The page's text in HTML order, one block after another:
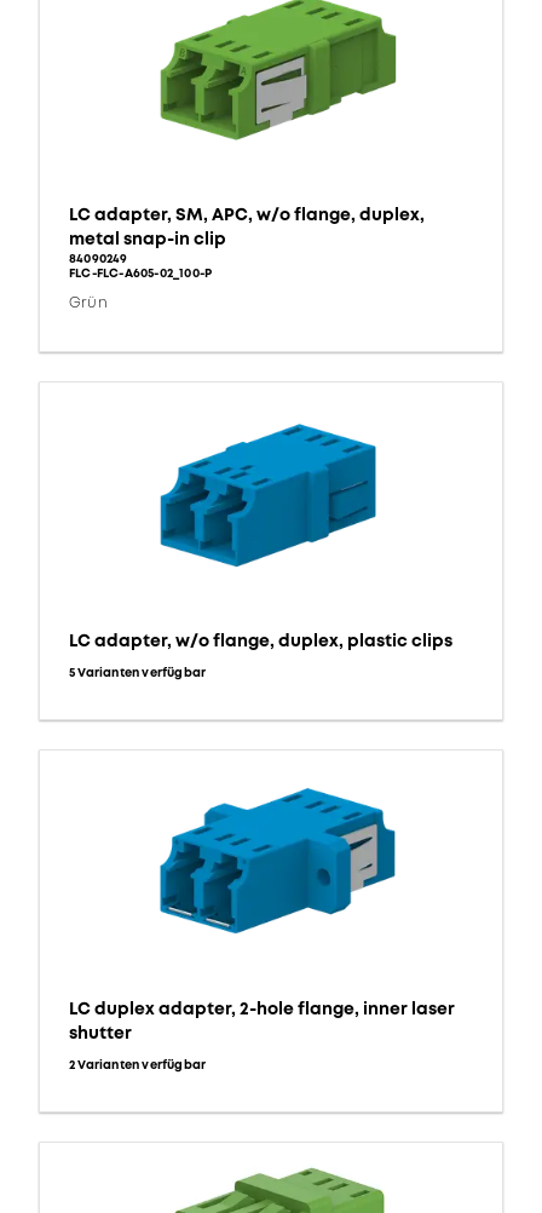
LC adapter, SM, APC, w/o flange, duplex,
metal snap-in clip
84090249
FLC-FLC-A605-02_100-P
Grün
LC adapter, w/o flange, duplex, plastic clips
5 Varianten verfügbar
LC duplex adapter, 2-hole flange, inner laser
shutter
2 Varianten verfügbar